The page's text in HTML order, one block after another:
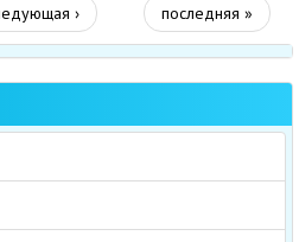
› последняя »